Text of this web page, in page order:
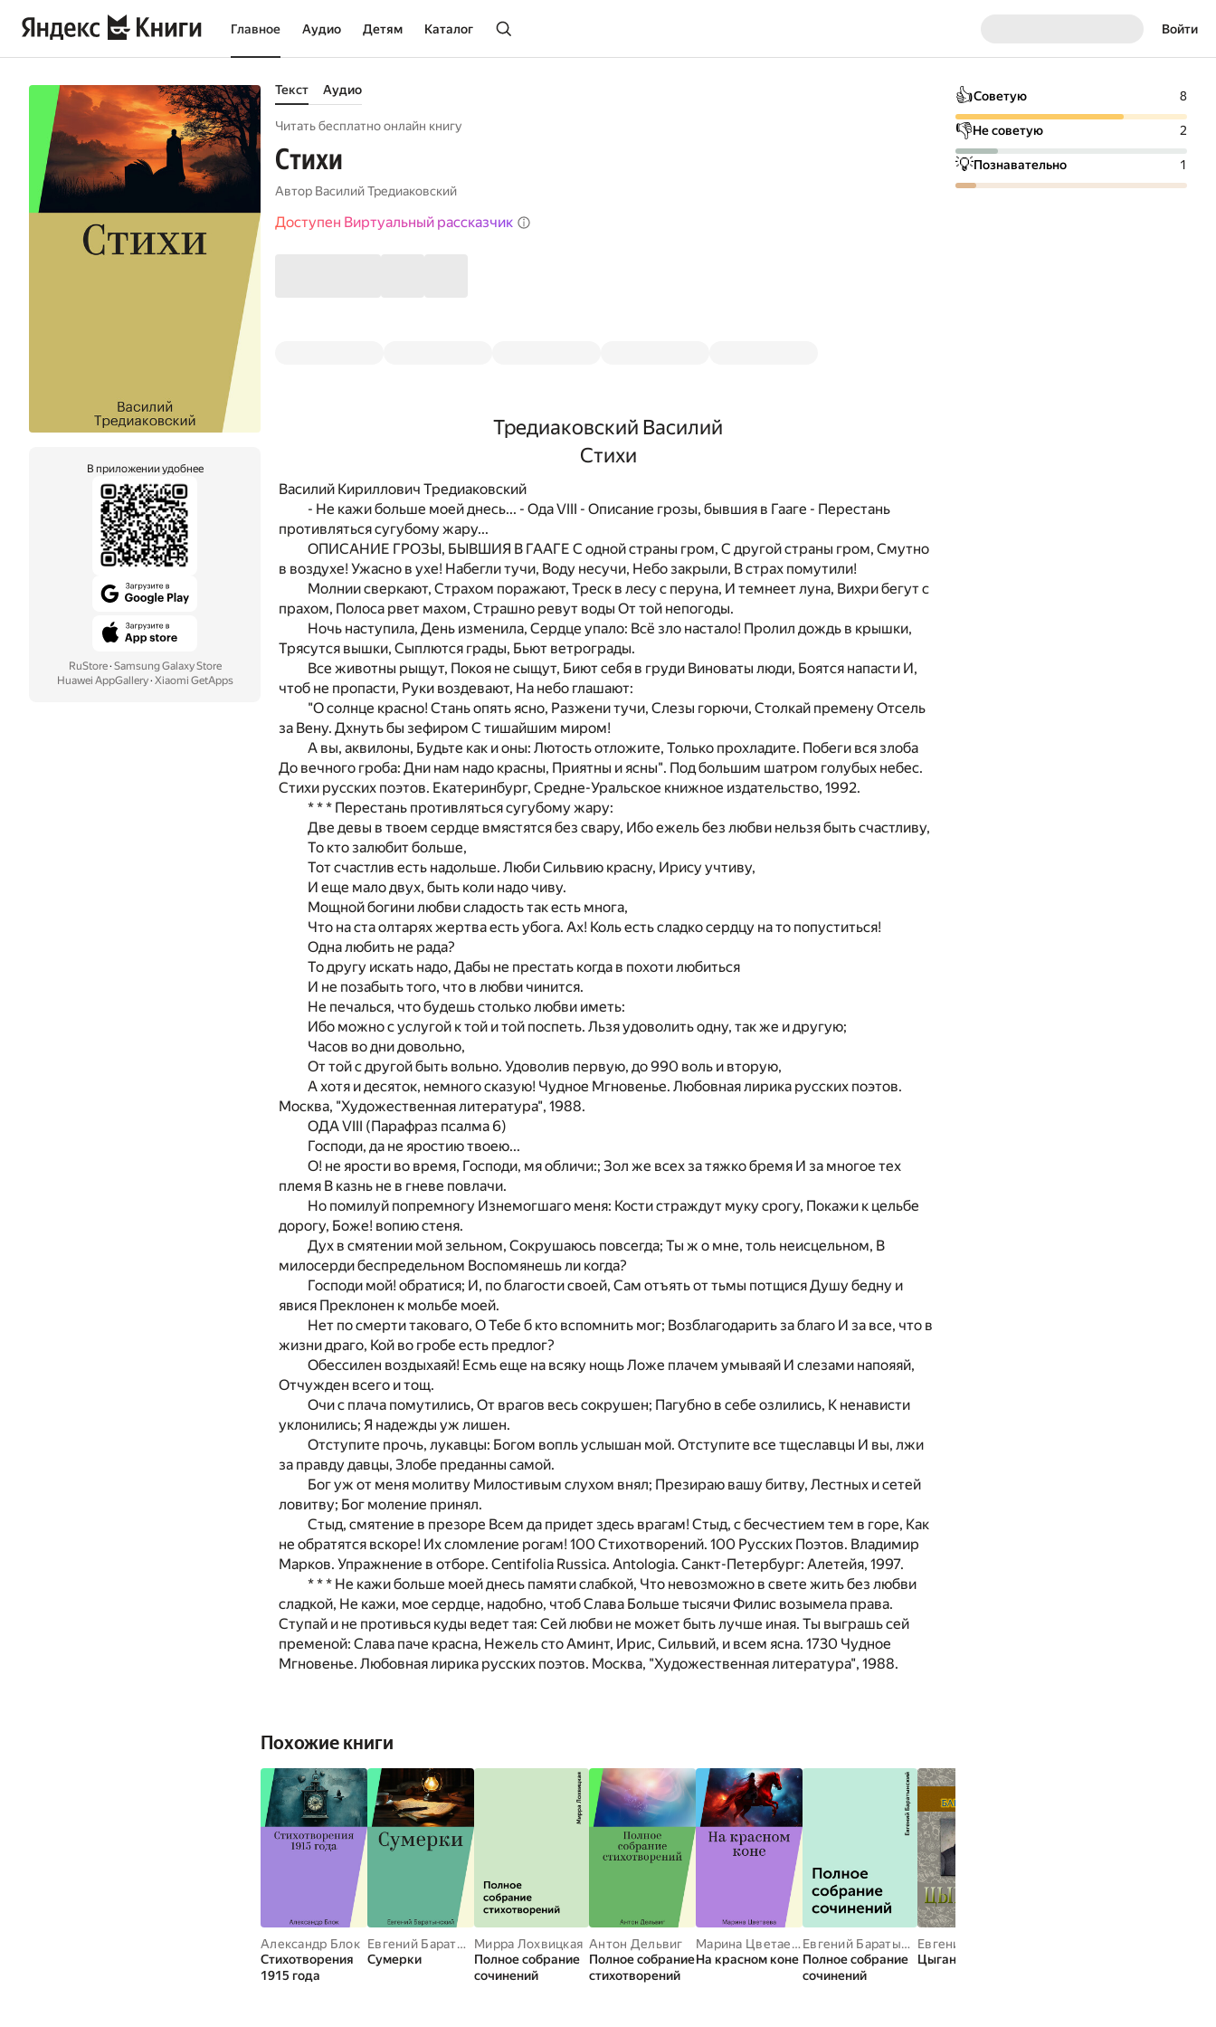
Главное Аудио Детям Каталог Войти
В приложении удобнее
RuStore· Samsung Galaxy Store
Huawei AppGallery· Xiaomi GetApps
Текст Аудио
Читать бесплатно онлайн книгу
Стихи
Автор Василий Тредиаковский
Доступен Виртуальный рассказчик
Тредиаковский Василий
Стихи
Василий Кириллович Тредиаковский
- Не кажи больше моей днесь... - Ода VIII - Описание грозы, бывшия в Гааге - Перестань
противляться сугубому жару...
ОПИСАНИЕ ГРОЗЫ, БЫВШИЯ В ГААГЕ С одной страны гром, С другой страны гром, Смутно
в воздухе! Ужасно в ухе! Набегли тучи, Воду несучи, Небо закрыли, В страх помутили!
Молнии сверкают, Страхом поражают, Треск в лесу с перуна, И темнеет луна, Вихри бегут с
прахом, Полоса рвет махом, Страшно ревут воды От той непогоды.
Ночь наступила, День изменила, Сердце упало: Всё зло настало! Пролил дождь в крышки,
Трясутся вышки, Сыплются грады, Бьют ветрограды.
Все животны рыщут, Покоя не сыщут, Биют себя в груди Виноваты люди, Боятся напасти И,
чтоб не пропасти, Руки воздевают, На небо глашают:
"О солнце красно! Стань опять ясно, Разжени тучи, Слезы горючи, Столкай премену Отсель
за Вену. Дхнуть бы зефиром С тишайшим миром!
А вы, аквилоны, Будьте как и оны: Лютость отложите, Только прохладите. Побеги вся злоба
До вечного гроба: Дни нам надо красны, Приятны и ясны". Под большим шатром голубых небес.
Стихи русских поэтов. Екатеринбург, Средне-Уральское книжное издательство, 1992.
* * * Перестань противляться сугубому жару:
Две девы в твоем сердце вмястятся без свару, Ибо ежель без любви нельзя быть счастливу,
То кто залюбит больше,
Тот счастлив есть надольше. Люби Сильвию красну, Ирису учтиву,
И еще мало двух, быть коли надо чиву.
Мощной богини любви сладость так есть многа,
Что на ста олтарях жертва есть убога. Ах! Коль есть сладко сердцу на то попуститься!
Одна любить не рада?
То другу искать надо, Дабы не престать когда в похоти любиться
И не позабыть того, что в любви чинится.
Не печалься, что будешь столько любви иметь:
Ибо можно с услугой к той и той поспеть. Льзя удоволить одну, так же и другую;
Часов во дни довольно,
От той с другой быть вольно. Удоволив первую, до 990 воль и вторую,
А хотя и десяток, немного сказую! Чудное Мгновенье. Любовная лирика русских поэтов.
Москва, "Художественная литература", 1988.
ОДА VIII (Парафраз псалма 6)
Господи, да не яростию твоею...
О! не ярости во время, Господи, мя обличи:; Зол же всех за тяжко бремя И за многое тех
племя В казнь не в гневе повлачи.
Но помилуй попремногу Изнемогшаго меня: Кости страждут муку срогу, Покажи к цельбе
дорогу, Боже! вопию стеня.
Дух в смятении мой зельном, Сокрушаюсь повсегда; Ты ж о мне, толь неисцельном, В
милосерди беспредельном Воспомянешь ли когда?
Господи мой! обратися; И, по благости своей, Сам отъять от тьмы потщися Душу бедну и
явися Преклонен к мольбе моей.
Нет по смерти таковаго, О Тебе б кто вспомнить мог; Возблагодарить за благо И за все, что в
жизни драго, Кой во гробе есть предлог?
Обессилен воздыхаяй! Есмь еще на всяку нощь Ложе плачем умываяй И слезами напояяй,
Отчужден всего и тощ.
Очи с плача помутились, От врагов весь сокрушен; Пагубно в себе озлились, К ненависти
уклонились; Я надежды уж лишен.
Отступите прочь, лукавцы: Богом вопль услышан мой. Отступите все тщеславцы И вы, лжи
за правду давцы, Злобе преданны самой.
Бог уж от меня молитву Милостивым слухом внял; Презираю вашу битву, Лестных и сетей
ловитву; Бог моление принял.
Стыд, смятение в презоре Всем да придет здесь врагам! Стыд, с бесчестием тем в горе, Как
не обратятся вскоре! Их сломление рогам! 100 Стихотворений. 100 Русских Поэтов. Владимир
Марков. Упражнение в отборе. Centifolia Russica. Antologia. Санкт-Петербург: Алетейя, 1997.
* * * Не кажи больше моей днесь памяти слабкой, Что невозможно в свете жить без любви
сладкой, Не кажи, мое сердце, надобно, чтоб Слава Больше тысячи Филис возымела права.
Ступай и не противься куды ведет тая: Сей любви не может быть лучше иная. Ты выграшь сей
пременой: Слава паче красна, Нежель сто Аминт, Ирис, Сильвий, и всем ясна. 1730 Чудное
Мгновенье. Любовная лирика русских поэтов. Москва, "Художественная литература", 1988.
Похожие книги
Александр Блок
Стихотворения
1915 года
Евгений Баратынский
Сумерки
Мирра Лохвицкая
Полное собрание
сочинений
Антон Дельвиг
Полное собрание
стихотворений
Марина Цветаева
На красном коне
Евгений Баратынский
Полное собрание
сочинений
Цыганка
👍Советую 8
👎Не советую 2
💡Познавательно 1